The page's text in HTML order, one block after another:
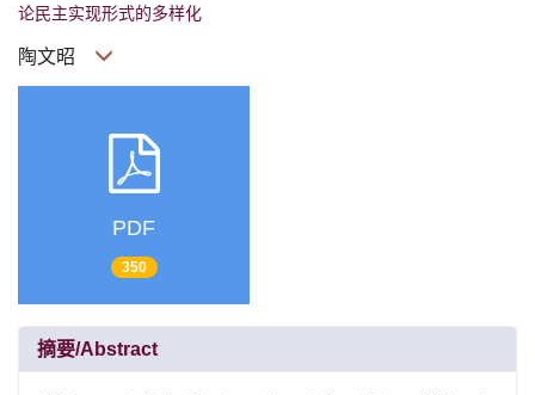
论民主实现形式的多样化
陶文昭
PDF
350
摘要/Abstract